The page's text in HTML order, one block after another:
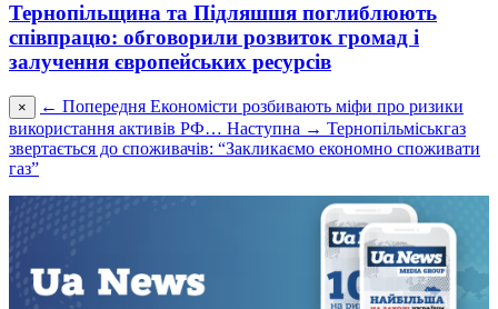
Тернопільщина та Підляшшя поглиблюють
співпрацю: обговорили розвиток громад і
залучення європейських ресурсів
× ← Попередня Економісти розбивають міфи про ризики
використання активів РФ… Наступна → Тернопільміськгаз
звертається до споживачів: “Закликаємо економно споживати
газ”